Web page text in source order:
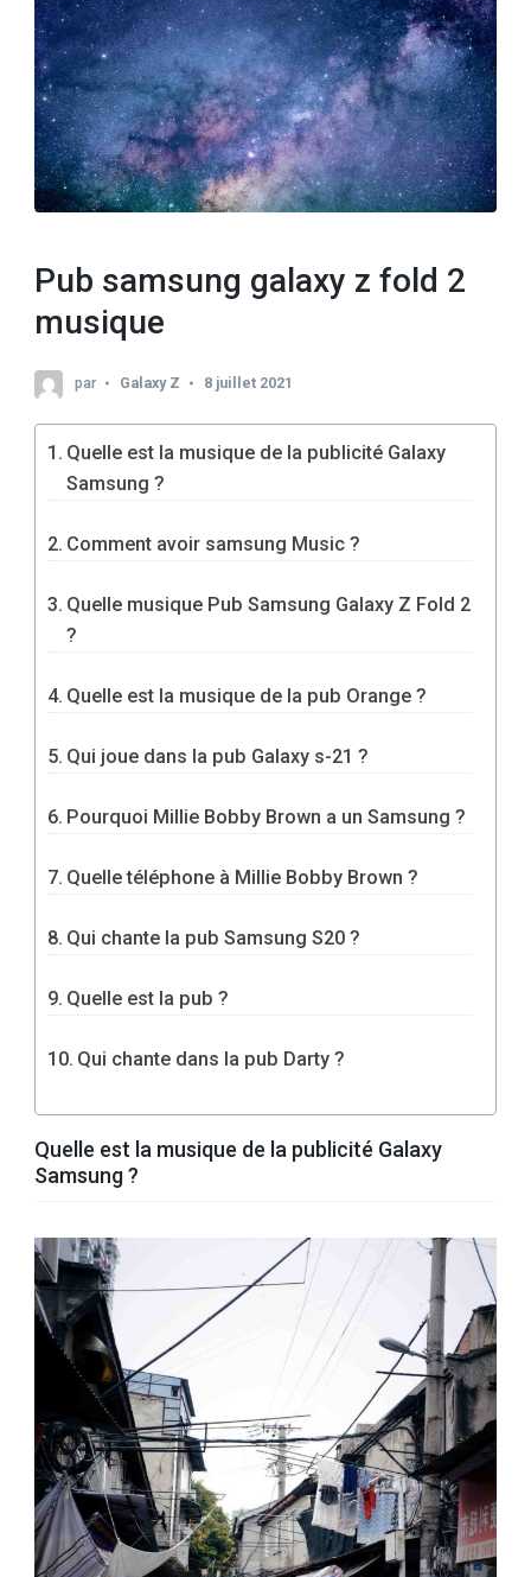
Pub samsung galaxy z fold 2
musique
par Galaxy Z 8 juillet 2021
Quelle est la musique de la publicité Galaxy
Samsung ?
Comment avoir samsung Music ?
Quelle musique Pub Samsung Galaxy Z Fold 2
?
Quelle est la musique de la pub Orange ?
Qui joue dans la pub Galaxy s-21 ?
Pourquoi Millie Bobby Brown a un Samsung ?
Quelle téléphone à Millie Bobby Brown ?
Qui chante la pub Samsung S20 ?
Quelle est la pub ?
Qui chante dans la pub Darty ?
Quelle est la musique de la publicité Galaxy
Samsung ?